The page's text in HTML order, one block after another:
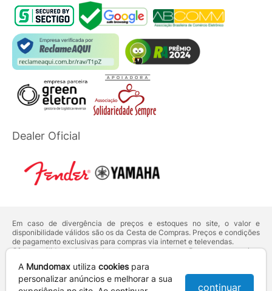
Dealer Oficial
Em caso de divergência de preços e estoques no site, o valor e
disponibilidade válidos são os da Cesta de Compras. Preços e condições
de pagamento exclusivas para compras via internet e televendas.
Ofertas válidas até o término de nossos estoques. Para compras acima
deVenda Corporativa.
Os preços apresentados no site prevalecem sobre outros anunciados em
qualquer outro meio de comunicação ou sites de buscas. Código de
A Mundomax utiliza cookiespara
personalizar anúncios e melhorar a sua
continuar